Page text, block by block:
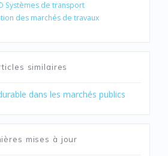
Systèmes de transport
des marchés de travaux
similaires
dans les marchés publics
mises à jour